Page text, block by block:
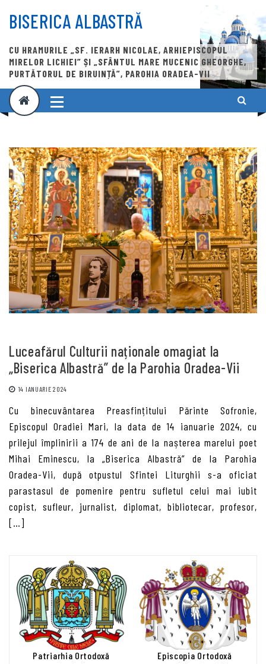
content
BISERICA ALBASTRĂ
CU HRAMURILE „SF. IERARH NICOLAE, ARHIEPISCOPUL
MIRELOR LICHIEI” ȘI „SFÂNTUL MARE MUCENIC GHEORGHE,
PURTĂTORUL DE BIRUINȚĂ”, PAROHIA ORADEA-VII
Luceafărul Culturii naționale omagiat la
„Biserica Albastră” de la Parohia Oradea-Vii
14 IANUARIE 2024
Cu binecuvântarea Preasfințitului Părinte Sofronie,
Episcopul Oradiei Mari, la data de 14 ianuarie 2024, cu
prilejul împlinirii a 174 de ani de la nașterea marelui poet
Mihai Eminescu, la „Biserica Albastră” de la Parohia
Oradea-Vii, după otpustul Sfintei Liturghii s-a oficiat
parastasul de pomenire pentru sufletul celui mai iubit
copist, sufleur, jurnalist, diplomat, bibliotecar, profesor,
[…]
Patriarhia Ortodoxă
Episcopia Ortodoxă